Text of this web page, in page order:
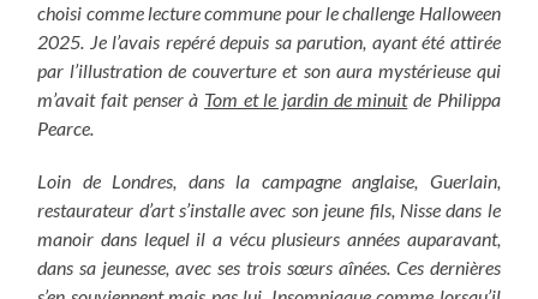
choisi comme lecture commune pour le challenge Halloween
2025. Je l’avais repéré depuis sa parution, ayant été attirée
par l’illustration de couverture et son aura mystérieuse qui
m’avait fait penser à Tom et le jardin de minuitde Philippa
Pearce.
Loin de Londres, dans la campagne anglaise, Guerlain,
restaurateur d’art s’installe avec son jeune fils, Nisse dans le
manoir dans lequel il a vécu plusieurs années auparavant,
dans sa jeunesse, avec ses trois sœurs aînées. Ces dernières